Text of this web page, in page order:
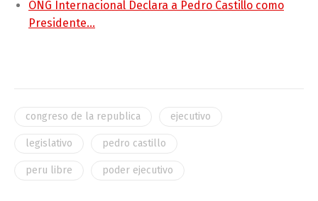
ONG Internacional Declara a Pedro Castillo como
Presidente…
congreso de la republica ejecutivo
legislativo pedro castillo
peru libre poder ejecutivo